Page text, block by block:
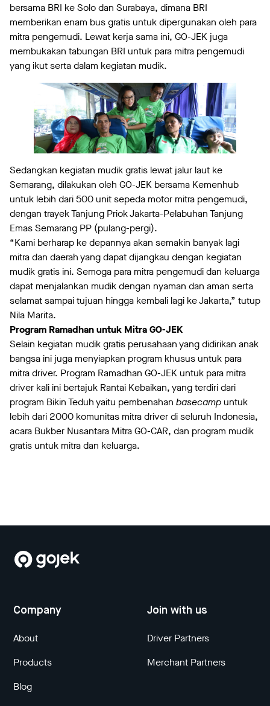
bersama BRI ke Solo dan Surabaya, dimana BRI
memberikan enam bus gratis untuk dipergunakan oleh para
mitra pengemudi. Lewat kerja sama ini, GO-JEK juga
membukakan tabungan BRI untuk para mitra pengemudi
yang ikut serta dalam kegiatan mudik.
Sedangkan kegiatan mudik gratis lewat jalur laut ke
Semarang, dilakukan oleh GO-JEK bersama Kemenhub
untuk lebih dari 500 unit sepeda motor mitra pengemudi,
dengan trayek Tanjung Priok Jakarta-Pelabuhan Tanjung
Emas Semarang PP (pulang-pergi).
“Kami berharap ke depannya akan semakin banyak lagi
mitra dan daerah yang dapat dijangkau dengan kegiatan
mudik gratis ini. Semoga para mitra pengemudi dan keluarga
dapat menjalankan mudik dengan nyaman dan aman serta
selamat sampai tujuan hingga kembali lagi ke Jakarta,” tutup
Nila Marita.
Program Ramadhan untuk Mitra GO-JEK
Selain kegiatan mudik gratis perusahaan yang didirikan anak
bangsa ini juga menyiapkan program khusus untuk para
mitra driver. Program Ramadhan GO-JEK untuk para mitra
driver kali ini bertajuk Rantai Kebaikan, yang terdiri dari
program Bikin Teduh yaitu pembenahan basecampuntuk
lebih dari 2000 komunitas mitra driver di seluruh Indonesia,
acara Bukber Nusantara Mitra GO-CAR, dan program mudik
gratis untuk mitra dan keluarga.
Company
About
Products
Blog
Join with us
Driver Partners
Merchant Partners